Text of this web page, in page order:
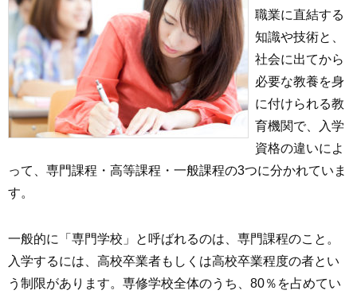
職業に直結する
知識や技術と、
社会に出てから
必要な教養を身
に付けられる教
育機関で、入学
資格の違いによ
って、専門課程・高等課程・一般課程の3つに分かれていま
す。
一般的に「専門学校」と呼ばれるのは、専門課程のこと。
入学するには、高校卒業者もしくは高校卒業程度の者とい
う制限があります。専修学校全体のうち、80％を占めてい